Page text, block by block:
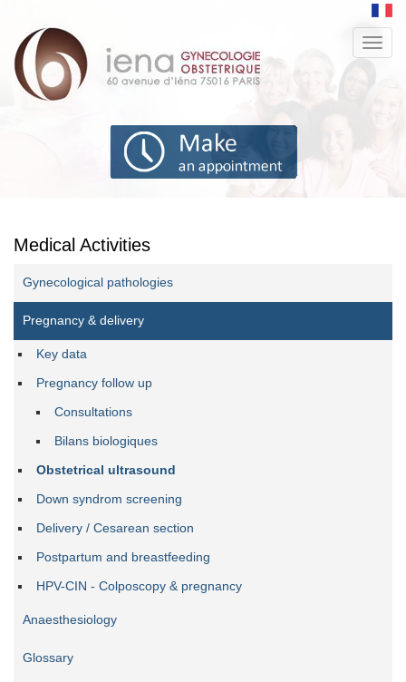
contenu
principal
Medical Activities
Gynecological pathologies
Pregnancy & delivery
Key data
Pregnancy follow up
Consultations
Bilans biologiques
Obstetrical ultrasound
Down syndrom screening
Delivery / Cesarean section
Postpartum and breastfeeding
HPV-CIN - Colposcopy & pregnancy
Anaesthesiology
Glossary